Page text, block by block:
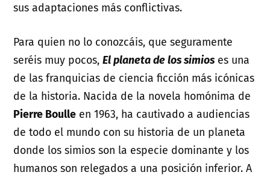
sus adaptaciones más conflictivas.
Para quien no lo conozcáis, que seguramente
seréis muy pocos,El planeta de los simios es una
de las franquicias de ciencia ficción más icónicas
de la historia. Nacida de la novela homónima de
Pierre Boulle en 1963, ha cautivado a audiencias
de todo el mundo con su historia de un planeta
donde los simios son la especie dominante y los
humanos son relegados a una posición inferior. A